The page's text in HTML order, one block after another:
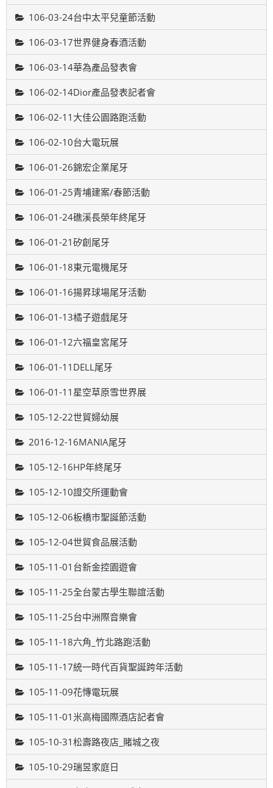
106-03-24台中太平兒童節活動
106-03-17世界健身春酒活動
106-03-14華為產品發表會
106-02-14Dior產品發表記者會
106-02-11大佳公園路跑活動
106-02-10台大電玩展
106-01-26錦宏企業尾牙
106-01-25青埔建案/春節活動
106-01-24礁溪長榮年終尾牙
106-01-21矽創尾牙
106-01-18東元電機尾牙
106-01-16揚昇球場尾牙活動
106-01-13橘子遊戲尾牙
106-01-12六福皇宮尾牙
106-01-11DELL尾牙
106-01-11星空草原雪世界展
105-12-22世貿婦幼展
2016-12-16MANIA尾牙
105-12-16HP年終尾牙
105-12-10證交所運動會
105-12-06板橋市聖誕節活動
105-12-04世貿食品展活動
105-11-01台新金控園遊會
105-11-25全台蒙古學生聯誼活動
105-11-25台中洲際音樂會
105-11-18六角_竹北路跑活動
105-11-17統一時代百貨聖誕跨年活動
105-11-09花慱電玩展
105-11-01米高梅國際酒店記者會
105-10-31松壽路夜店_賭城之夜
105-10-29瑞昱家庭日